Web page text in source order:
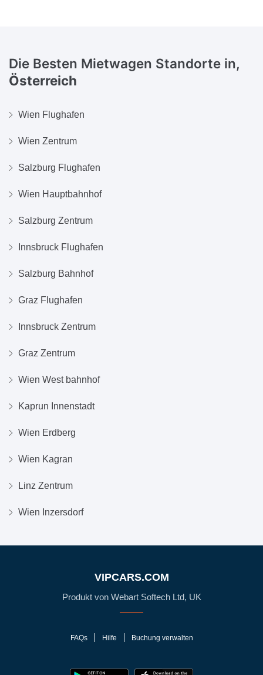
Die Besten Mietwagen Standorte in,
Österreich
Wien Flughafen
Wien Zentrum
Salzburg Flughafen
Wien Hauptbahnhof
Salzburg Zentrum
Innsbruck Flughafen
Salzburg Bahnhof
Graz Flughafen
Innsbruck Zentrum
Graz Zentrum
Wien West bahnhof
Kaprun Innenstadt
Wien Erdberg
Wien Kagran
Linz Zentrum
Wien Inzersdorf
VIPCARS.COM
Produkt von Webart Softech Ltd, UK
FAQs Hilfe Buchung verwalten